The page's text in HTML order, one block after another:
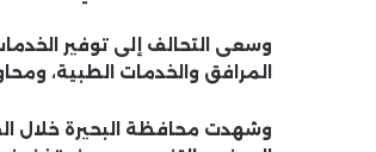
وسعى التحالف إلى توفير
المرافق والخدمات الطبية،
وشهدت محافظة البحيرة خلال